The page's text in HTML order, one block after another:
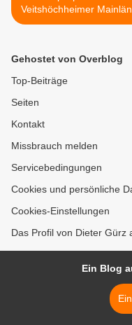
Veitshöchheimer
erhielt ein
Gehostet von Overblog
Top-Beiträge
Seiten
Kontakt
Missbrauch melden
Servicebedingungen
Cookies und persönliche
Cookies-Einstellungen
Das Profil von Dieter Gürz
Ein Blog